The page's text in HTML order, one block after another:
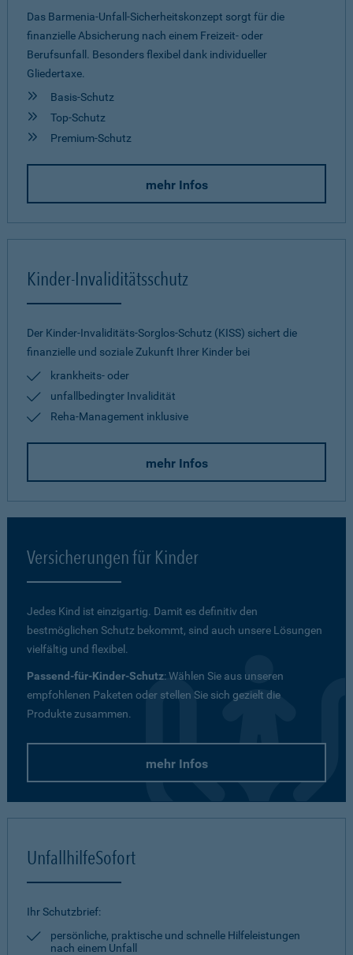
Das Barmenia-Unfall-Sicherheitskonzept sorgt für die
finanzielle Absicherung nach einem Freizeit- oder
Berufsunfall. Besonders flexibel dank individueller
Gliedertaxe.
Basis-Schutz
Top-Schutz
Premium-Schutz
mehr Infos
Kinder-Invaliditätsschutz
Der Kinder-Invaliditäts-Sorglos-Schutz (KISS) sichert die
finanzielle und soziale Zukunft Ihrer Kinder bei
krankheits- oder
unfallbedingter Invalidität
Reha-Management inklusive
mehr Infos
Versicherungen für Kinder
Jedes Kind ist einzigartig. Damit es definitiv den
bestmöglichen Schutz bekommt, sind auch unsere Lösungen
vielfältig und flexibel.
Passend-für-Kinder-Schutz: Wählen Sie aus unseren
empfohlenen Paketen oder stellen Sie sich gezielt die
Produkte zusammen.
mehr Infos
UnfallhilfeSofort
Ihr Schutzbrief:
persönliche, praktische und schnelle Hilfeleistungen
nach einem Unfall